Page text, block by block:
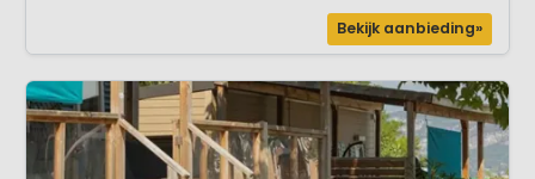
Bekijk aanbieding»